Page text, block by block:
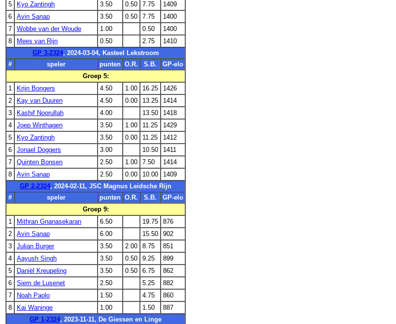
5
Kyo Zantingh 3.50 0.50 7.75
1409
6
Avin Sanap 3.50 0.50 7.75
1400
7
Wobbe van der Woude 1.00 0.50
1400
8
Mees van Rijn 0.50 2.75
1410
GP 3-2324, 2024-03-04, Kasteel Lekstroom
#
speler punten O.R. S.B.
GP-elo
Groep 5:
1
Krijn Bongers 4.50 1.00 16.25
1426
2
Kay van Duuren 4.50 0.00 13.25
1414
3
Kashif Noorullah 4.00 13.50
1418
4
Joep Winthagen 3.50 1.00 11.25
1429
5
Kyo Zantingh 3.50 0.00 11.25
1412
6
Jonael Doggers 3.00 10.50
1411
7
Quinten Bonsen 2.50 1.00 7.50
1414
8
Avin Sanap 2.50 0.00 10.00
1409
GP 2-2324, 2024-02-11, JSC Magnus Leidsche Rijn
#
speler punten O.R. S.B.
GP-elo
Groep 9:
1
Mithran Gnanasekaran 6.50 19.75
876
2
Avin Sanap 6.00 15.50
902
3
Julian Burger 3.50 2.00 8.75
851
4
Aayush Singh 3.50 0.50 9.25
899
5
Daniël Kreupeling 3.50 0.50 6.75
862
6
Siem de Lusenet 2.50 5.25
882
7
Noah Paolo 1.50 4.75
860
8
Kai Waninge 1.00 1.50
887
GP 1-2324, 2023-11-11, De Giessen en Linge